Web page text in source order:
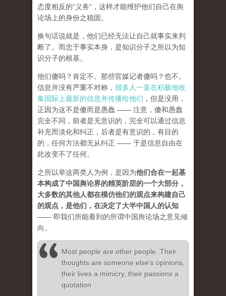
态度相反的“义务”，这样才能维护他们自己在舆
论场上的身份之稳固。
换句话说就是，他们已经无法让自己就事实来判
断了。而忠于事实本身，是知识分子之所以为知
识分子的根基。
他们傻吗？肯定不。那些官媒记者傻吗？也不。
信息并没有严重不对称， 很多人一直在积极地收
集国际上最新的信息并传播给他们 ，但是没用，
正因为这不是傻而是愚蠢 —— 注意，傻和愚蠢
完全不同，前者是无意识的，完全可以通过信息
补充而淡化和纠正，后者是有意识的，有目的
的，任何方法都无从纠正 —— 于是信息自由在
此改变不了任何。
之所以举这两类人为例，是因为他们合在一起基
本构成了中国舆论界的精英阶层的一个大部分，
大多数的其他人都在模仿他们的观点来构建自己
的观点，是他们，在决定了大半中国人的认知
—— 即我们所能看到的所谓中国舆论场之意见倾
向。
Most people are other people. Their
thoughts are someone else's opinions,
their lives a mimicry, their passions a
quotation